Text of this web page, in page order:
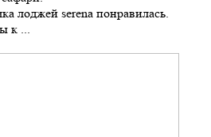
лоджей serena понравилась.
к ...